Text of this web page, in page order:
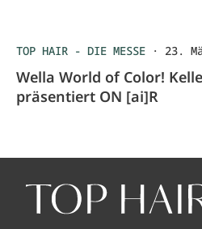
TOP HAIR - DIE MESSE · 23.
Wella World of Color!
präsentiert ON [ai]R